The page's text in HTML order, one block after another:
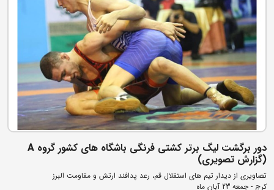
دور برگشت لیگ برتر کشتی فرنگی باشگاه های کشور گروه A
(گزارش تصویری)
تصاویری از دیدار تیم های استقلال قم، رعد پدافند ارتش و مقاومت البرز
کرج - جمعه 23 آبان ماه